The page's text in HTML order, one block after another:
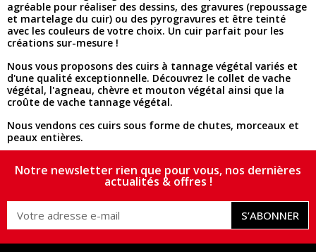
agréable pour réaliser des dessins, des gravures (repoussage
et martelage du cuir) ou des pyrogravures et être teinté
avec les couleurs de votre choix. Un cuir parfait pour les
créations sur-mesure !
Nous vous proposons des cuirs à tannage végétal variés et
d'une qualité exceptionnelle. Découvrez le collet de vache
végétal, l'agneau, chèvre et mouton végétal ainsi que la
croûte de vache tannage végétal.
Nous vendons ces cuirs sous forme de chutes, morceaux et
peaux entières.
Notre newsletter rien que pour vous, nos dernières
actualités & offres !
S’ABONNER